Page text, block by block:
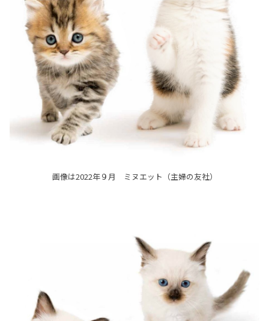
画像は2022年９月 ミヌエット（主婦の友社）